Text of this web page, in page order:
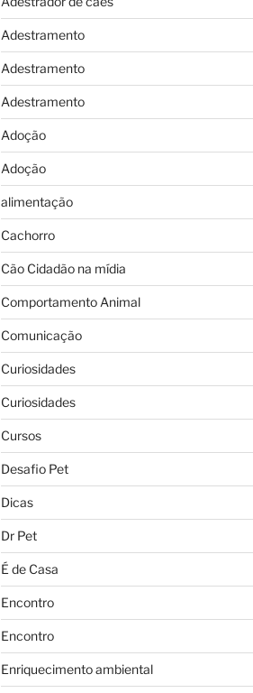
Adestramento
Adestramento
Adestramento
Adoção
Adoção
alimentação
Cachorro
Cão Cidadão na mídia
Comportamento Animal
Comunicação
Curiosidades
Curiosidades
Cursos
Desafio Pet
Dicas
Dr Pet
É de Casa
Encontro
Encontro
Enriquecimento ambiental